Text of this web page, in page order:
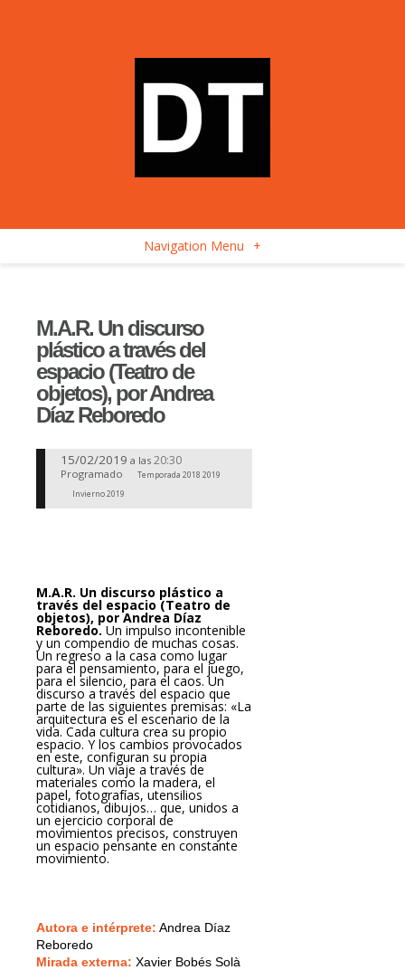
Navigation Menu +
M.A.R. Un discurso
plástico a través del
espacio (Teatro de
objetos), por Andrea
Díaz Reboredo
15/02/2019 a las 20:30
Programado
Temporada 2018 2019
Invierno 2019
M.A.R. Un discurso plástico a
través del espacio (Teatro de
objetos), por Andrea Díaz
Reboredo. Un impulso incontenible
y un compendio de muchas cosas.
Un regreso a la casa como lugar
para el pensamiento, para el juego,
para el silencio, para el caos. Un
discurso a través del espacio que
parte de las siguientes premisas: «La
arquitectura es el escenario de la
vida. Cada cultura crea su propio
espacio. Y los cambios provocados
en este, configuran su propia
cultura». Un viaje a través de
materiales como la madera, el
papel, fotografías, utensilios
cotidianos, dibujos… que, unidos a
un ejercicio corporal de
movimientos precisos, construyen
un espacio pensante en constante
movimiento.
Autora e intérprete: Andrea Díaz
Reboredo
Mirada externa: Xavier Bobés Solà